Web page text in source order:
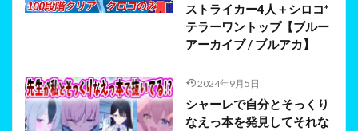
ストライカー4人＋シロコ*
テラーワントップ【ブルー
アーカイブ / ブルアカ】
2024年9月5日
シャーレで自分とそっくり
なえっ本を発見してそれな